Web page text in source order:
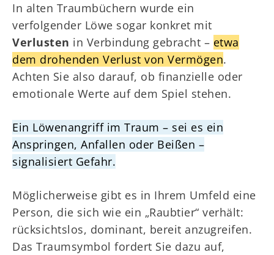
In alten Traumbüchern wurde ein
verfolgender Löwe sogar konkret mit
Verlusten in Verbindung gebracht – etwa
dem drohenden Verlust von Vermögen.
Achten Sie also darauf, ob finanzielle oder
emotionale Werte auf dem Spiel stehen.
Ein Löwenangriff im Traum – sei es ein
Anspringen, Anfallen oder Beißen –
signalisiert Gefahr.
Möglicherweise gibt es in Ihrem Umfeld eine
Person, die sich wie ein „Raubtier“ verhält:
rücksichtslos, dominant, bereit anzugreifen.
Das Traumsymbol fordert Sie dazu auf,